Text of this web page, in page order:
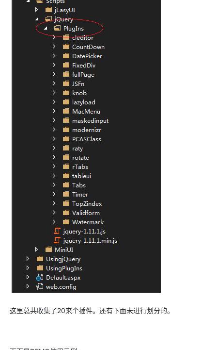
这里总共收集了20来个插件。还有下面未进行划分的。